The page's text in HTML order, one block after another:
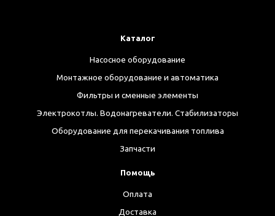
Каталог
Насосное оборудование
Монтажное оборудование и автоматика
Фильтры и сменные элементы
Электрокотлы. Водонагреватели. Стабилизаторы
Оборудование для перекачивания топлива
Запчасти
Помощь
Оплата
Доставка